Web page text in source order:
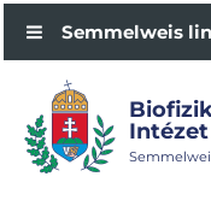
Semmelweis
Intézet